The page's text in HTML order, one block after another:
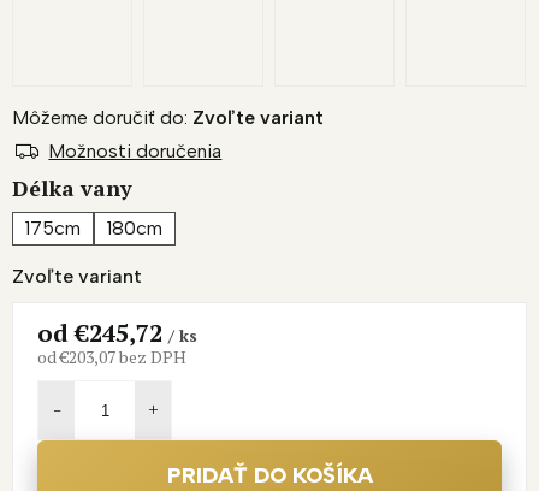
Zvoľte variant
Môžeme doručiť do: Zvoľte variant
Možnosti doručenia
Délka vany
175cm 180cm
od€245,72 / ks
od€203,07bez DPH
PRIDAŤ DO KOŠÍKA